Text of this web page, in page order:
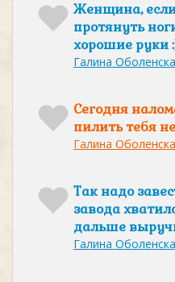
Женщина,
протянуть
хорошие руки
Галина
Сегодня
пилить тебя
Галина
Так надо
завода
дальше
Галина